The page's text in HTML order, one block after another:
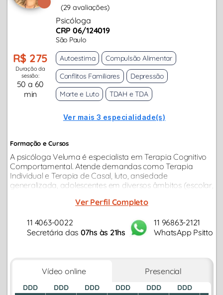
(29 avaliações)
Psicóloga
CRP 06/124019
São Paulo
R$ 275
Duração da
sessão:
50 a 60
min
Autoestima
Compulsão Alimentar
Conflitos Familiares
Depressão
Morte e Luto
TDAH e TDA
Ver mais 3 especialidade(s)
Formação e Cursos
A psicóloga Veluma é especialista em Terapia Cognitivo
Comportamental. Atende demandas como Terapia
Individual e Terapia de Casal, luto, ansiedade
generalizada, adolescentes em diversos âmbitos (escolar,
conflitos próprios da idade).Ver Perfil Completo
11 4063-0022
Secretária das 07hs às 21hs
11 96863-2121
WhatsApp Psitto
Vídeo online Presencial
DDD
DDD
DDD
DDD
DDD
DDD